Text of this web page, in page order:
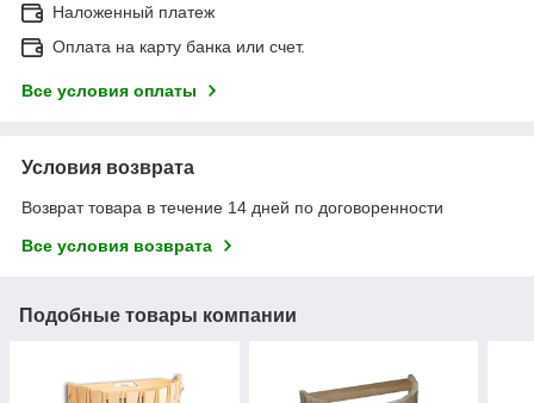
Наложенный платеж
Оплата на карту банка или счет.
Все условия оплаты
Условия возврата
Возврат товара в течение 14 дней по договоренности
Все условия возврата
Подобные товары компании